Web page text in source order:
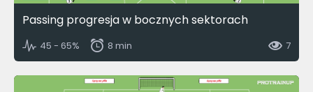
Passing progresja w bocznych sektorach
45 - 65% 8 min 7